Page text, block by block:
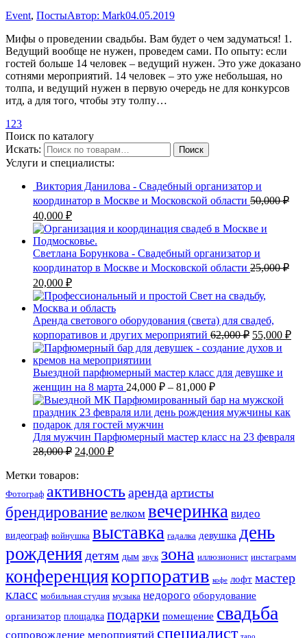
Event, ПостыАвтор: Mark04.05.2019
Мифы о проведении свадьбы. Вам будет о чем задуматься! 1.
Ведущий вообще не нужен, проведем сами. По опыту: если
гостей больше 14 человек – ведущий нужен. Это уже доказано
сотнями мероприятий. 14 человек – это уже небольшая, но
толпа, и ведущий нужен в первую очередь не для конкурсов
итд, а для того, чтобы эту толпу…
1 23
Поиск по каталогу
Искать:
Поиск
Услуги и специалисты:
Виктория Данилова - Свадебный организатор и
координатор в Москве и Московской области 50,000₽
40,000 ₽
Светлана Борункова - Свадебный организатор и
координатор в Москве и Московской области 25,000₽
20,000 ₽
Аренда светового оборудования (света) для свадеб,
корпоративов и других мероприятий 62,000₽ 55,000 ₽
Выездной парфюмерный мастер класс для девушке и
женщин на 8 марта 24,000 ₽ – 81,000 ₽
Для мужчин Парфюмерный мастер класс на 23 февраля
28,000₽ 24,000 ₽
Метки товаров:
Фотограф активностьаренда артисты
брендирование велком вечеринка видео
видеограф войнушка выставка гадалка девушка день
рождения детям дым звук зона иллюзионист инстаграмм
конференциякорпоратив кофе лофт мастер
класс мобильная студия музыка недорого оборудование
организатор площадка подарки помещение свадьба
сопровождение мероприятий специалист таро